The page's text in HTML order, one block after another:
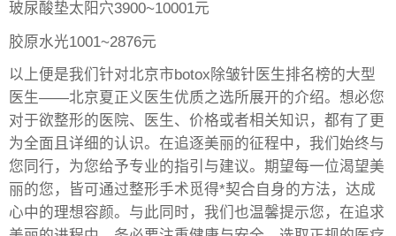
玻尿酸垫太阳穴3900~10001元
胶原水光1001~2876元
以上便是我们针对北京市botox除皱针医生排名榜的大型
医生——北京夏正义医生优质之选所展开的介绍。想必您
对于欲整形的医院、医生、价格或者相关知识，都有了更
为全面且详细的认识。在追逐美丽的征程中，我们始终与
您同行，为您给予专业的指引与建议。期望每一位渴望美
丽的您，皆可通过整形手术觅得*契合自身的方法，达成
心中的理想容颜。与此同时，我们也温馨提示您，在追求